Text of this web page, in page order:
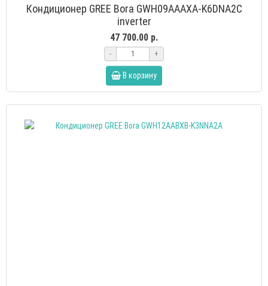
Кондиционер GREE Bora GWH09AAAXA-K6DNA2C
inverter
47 700.00 р.
- +
В корзину